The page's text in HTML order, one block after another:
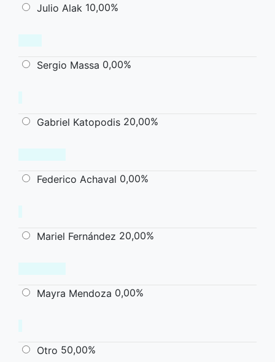
Julio Alak 10,00%
Sergio Massa 0,00%
Gabriel Katopodis 20,00%
Federico Achaval 0,00%
Mariel Fernández 20,00%
Mayra Mendoza 0,00%
Otro 50,00%